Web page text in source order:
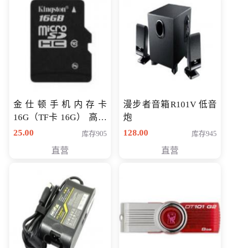
金仕顿手机内存卡
16G（TF卡 16G） 高速
卡 CLASS 10
25.00 库存905
直营
漫步者音箱R101V 低音
炮
128.00
库存945
直营